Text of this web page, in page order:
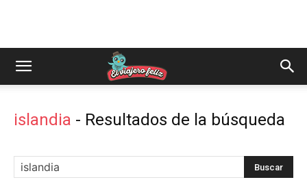
islandia - Resultados de la búsqueda